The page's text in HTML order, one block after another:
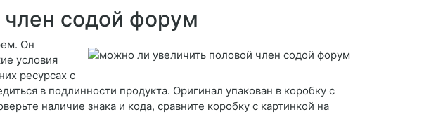
содой форум
Он
условия
ресурсах с
в подлинности продукта. Оригинал упакован в коробку с
наличие знака и кода, сравните коробку с картинкой на